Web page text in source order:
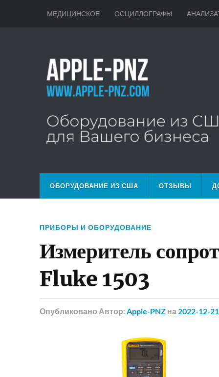
МЕДИЦИНСКОЕ ОСЦИЛЛОГРАФЫ
ОБОРУДОВАНИЕ ИЗ США ОТЗЫВЫ
ПРИБОРЫ И ОБОРУДОВАНИЕ
Измеритель
Fluke 1503
Опубликовано Автор: Apple-PNZ на 2022-12-21